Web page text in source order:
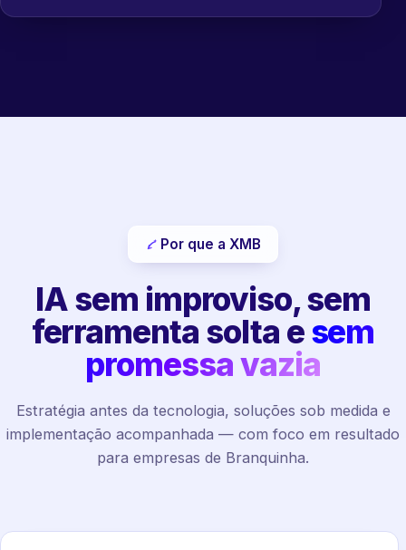
Por que a XMB
IA sem improviso, sem
ferramenta solta esem
promessa vazia
Estratégia antes da tecnologia, soluções sob medida e
implementação acompanhada — com foco em resultado
para empresas de Branquinha.